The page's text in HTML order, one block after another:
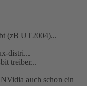
(zB UT2004)...
distri...
treiber...
auch schon ein